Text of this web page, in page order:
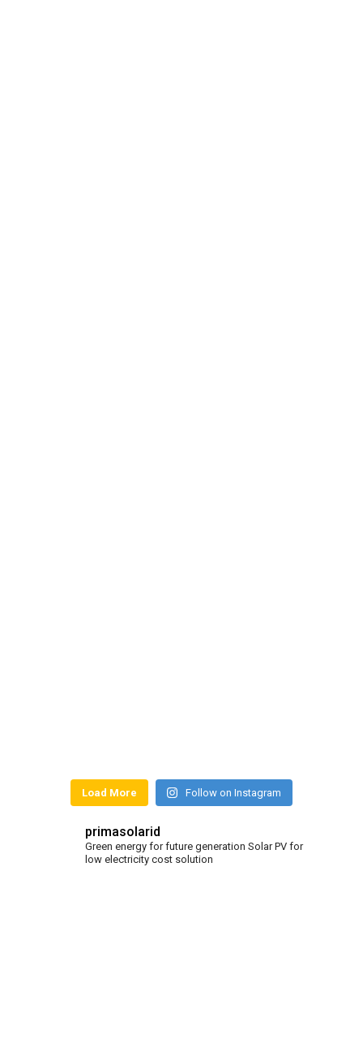
Load More Follow on Instagram
primasolarid
Green energy for future generation Solar PV for
low electricity cost solution